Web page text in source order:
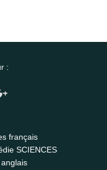
:
français
SCIENCES